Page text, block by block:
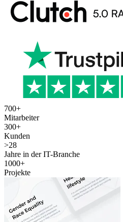
700+
Mitarbeiter
300+
Kunden
>28
Jahre in der IT-Branche
1000+
Projekte